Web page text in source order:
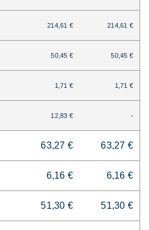
214,61 € 214,61 €
50,45 € 50,45 €
1,71 € 1,71 €
12,83 € -
63,27 € 63,27 €
6,16 € 6,16 €
51,30 € 51,30 €